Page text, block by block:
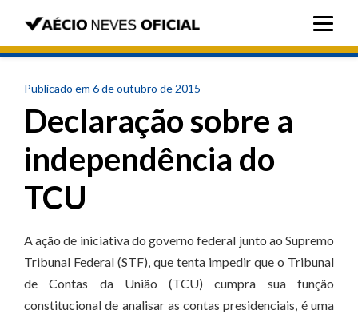
Publicado em 6 de outubro de 2015
Declaração sobre a
independência do
TCU
A ação de iniciativa do governo federal junto ao Supremo
Tribunal Federal (STF), que tenta impedir que o Tribunal
de Contas da União (TCU) cumpra sua função
constitucional de analisar as contas presidenciais, é uma